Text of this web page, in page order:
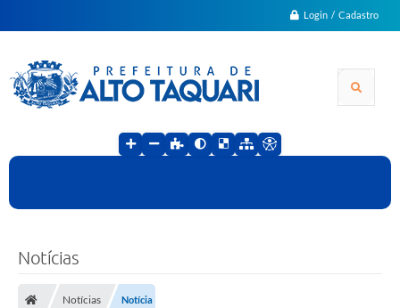
Login / Cadastro
Notícias
Notícias Notícia